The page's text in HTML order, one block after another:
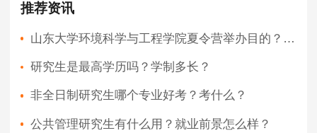
推荐资讯
山东大学环境科学与工程学院夏令营举办目的？在哪个校区？
研究生是最高学历吗？学制多长？
非全日制研究生哪个专业好考？考什么？
公共管理研究生有什么用？就业前景怎么样？